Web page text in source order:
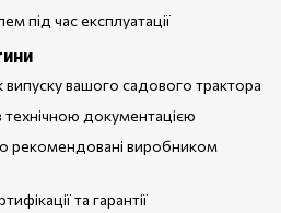
під час експлуатації
випуску вашого садового трактора
технічною документацією
рекомендовані виробником
та гарантії